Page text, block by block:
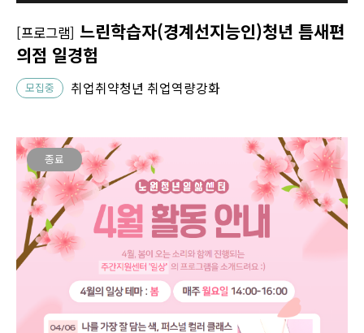
[프로그램] 느린학습자(경계선지능인)청년 틈새편
의점 일경험
모집중 취업취약청년 취업역량강화
종료